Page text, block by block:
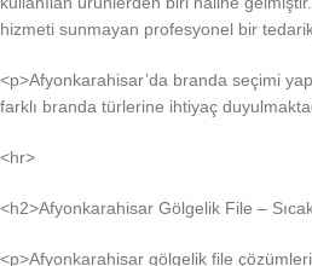
hizmeti sunmayan profesyonel bir
<p>Afyonkarahisar’da branda seçimi
farklı branda türlerine ihtiyaç
<hr>
<h2>Afyonkarahisar Gölgelik File –
<p>Afyonkarahisar gölgelik file